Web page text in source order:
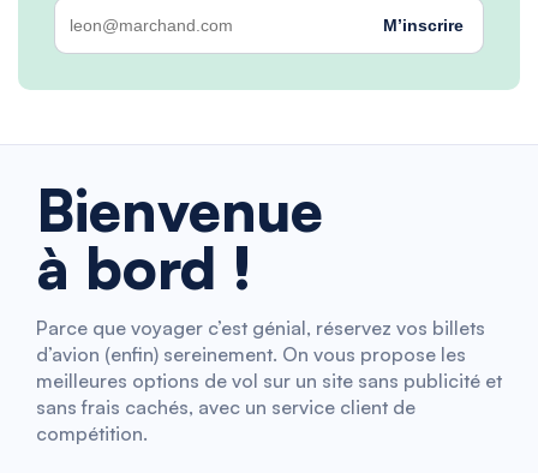
M’inscrire
Bienvenue
à bord !
Parce que voyager c’est génial, réservez vos billets
d’avion (enfin) sereinement. On vous propose les
meilleures options de vol sur un site sans publicité et
sans frais cachés, avec un service client de
compétition.